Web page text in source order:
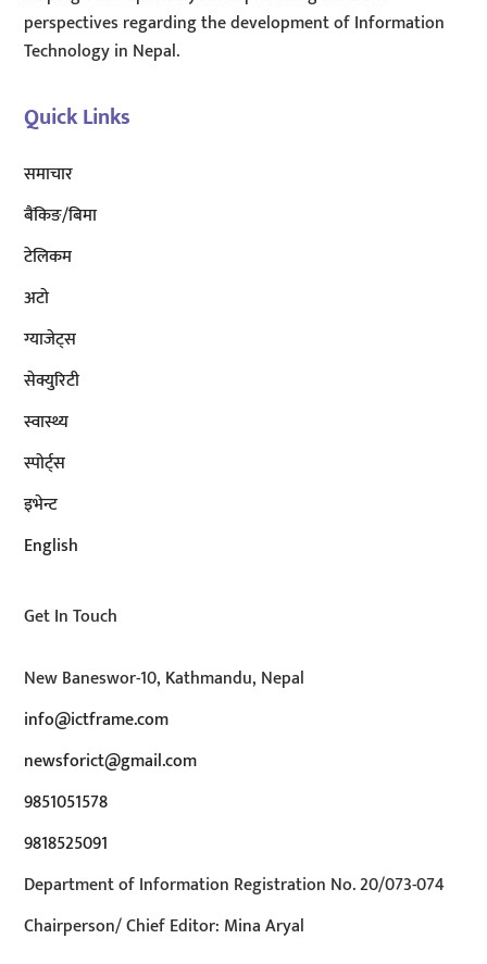
perspectives regarding the development of Information
Technology in Nepal.
Quick Links
समाचार
बैंकिङ/बिमा
टेलिकम
अटाे
ग्याजेट्स
सेक्युरिटी
स्वास्थ्य
स्पोर्ट्स
इभेन्ट
English
Get In Touch
New Baneswor-10, Kathmandu, Nepal
info@ictframe.com
newsforict@gmail.com
9851051578
9818525091
Department of Information Registration No. 20/073-074
Chairperson/ Chief Editor: Mina Aryal